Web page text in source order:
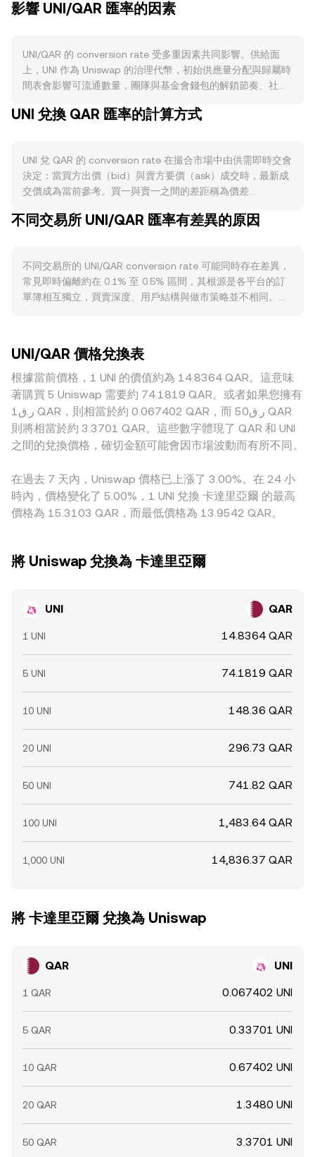
影響 UNI/QAR 匯率的因素
UNI/QAR 的 conversion rate 受多重因素共同影響。供給面
上，UNI 作為 Uniswap 的治理代幣，初始供應量分配與歸屬時
間表會影響可流通數量，團隊與基金會錢包的解鎖節奏、社群
有內建與交易量直接掛鉤的自動燃燒機制，也沒有像比特幣那
向。需求面則取決於 Uniswap 生態活躍度與實際用例：去中
心化交易量、跨鏈部署採用、聚合器路由份額、協議費用開關
與回饋安排、以及對治理參與與投票權的預期，都會影響市場
幣走勢具有高相關性，風險偏好轉弱時通常拖累短期表現；
對去中心化交易所的合規指引、對治理代幣屬性的監管表述、
以及美國等主要司法轄區的執法行動或訴訟進展，都可能迅速
改變市場對 UNI 的風險定價與可接觸性。技術面上，永續合約
流動性池的深度與再平衡，會在短期內加劇 UNI/QAR
conversion rate 的波動。
UNI 兌換 QAR 匯率的計算方式
UNI 兌 QAR 的 conversion rate 在撮合市場中由供需即時交會
決定：當買方出價（bid）與賣方要價（ask）成交時，最新成
交價成為當前參考。買一與賣一之間的差距稱為價差
該時刻訂單簿的定價中樞。跨多個交易場所時，聚合數據會以
Volume_i) / Σ Volume_i，成交量越大的場內價格權重越高。
基礎換算則很直接：以 UNI 計價，QAR 值 = UNI 數量 ×
conversion rate；以 QAR 計價，UNI 數量 = QAR 值 ÷
定價，其中以 UNI 與報價資產池儲備量表示時，即價格近似為
y/x；當交易導致池內儲備比改變，價格會沿著曲線滑動，並透
過套利與跨市流動在一定程度上與中心化交易所的成交價對
齊。最終，在特定平台上呈現的 UNI/QAR conversion rate，
通常綜合了本地訂單簿最新成交、跨所 VWAP 參考，以及（若
有使用）透過 USDT 或其他中介報價對 QAR 的路徑換算。
不同交易所 UNI/QAR 匯率有差異的原因
不同交易所的 UNI/QAR conversion rate 可能同時存在差異，
常見即時偏離約在 0.1% 至 0.5% 區間，其根源是各平台的訂
單簿相互獨立，買賣深度、用戶結構與做市策略並不相同。流
折價：例如部分地區對 UNI 的合規可得性、法遵審查、或交易
對的上架情況不同，會改變該地平台的實際需求與供給。許多
平臺的 UNI 報價以 USDT 為核心流動性，當 UNI/USDT 的基差
與 USDT 相對 QAR 的定價（透過銀行渠道或場外商的 QAR
對接）存在微小溢折價時，最終折算到 UNI/QAR 的
conversion rate 也會反映這些偏差。套利者會在不同交易所
之間搬運流動性、賺取差價，對價格起到穩定作用，但手續
都使得套利難以即時且完全抹平各地的價格分歧。
UNI/QAR 價格兌換表
根據當前價格，1 UNI 的價值約為 14.8364 QAR。這意味
著購買 5 Uniswap 需要約 74.1819 QAR。或者如果您擁有
ر.ق1 QAR，則相當於約 0.067402 QAR，而 ر.ق50 QAR
則將相當於約 3.3701 QAR。這些數字體現了 QAR 和 UNI
之間的兌換價格，確切金額可能會因市場波動而有所不同。
在過去 7 天內，Uniswap 價格已上漲了 3.00%。在 24 小
時內，價格變化了 5.00%，1 UNI 兌換 卡達里亞爾 的最高
價格為 15.3103 QAR，而最低價格為 13.9542 QAR。
將 Uniswap 兌換為 卡達里亞爾
UNI QAR
1 UNI 14.8364 QAR
5 UNI 74.1819 QAR
10 UNI 148.36 QAR
20 UNI 296.73 QAR
50 UNI 741.82 QAR
100 UNI 1,483.64 QAR
1,000 UNI 14,836.37 QAR
將 卡達里亞爾 兌換為 Uniswap
QAR UNI
1 QAR 0.067402 UNI
5 QAR 0.33701 UNI
10 QAR 0.67402 UNI
20 QAR 1.3480 UNI
50 QAR 3.3701 UNI